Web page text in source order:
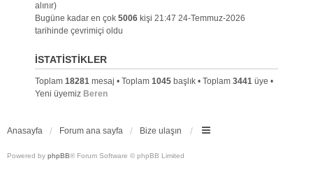
alınır)
Bugüne kadar en çok 5006kişi 21:47 24-Temmuz-2026
tarihinde çevrimiçi oldu
İSTATISTIKLER
Toplam 18281mesaj • Toplam 1045başlık • Toplam 3441üye •
Yeni üyemiz Beren
Anasayfa Forum ana sayfa Bize ulaşın
Powered by phpBB® Forum Software © phpBB Limited